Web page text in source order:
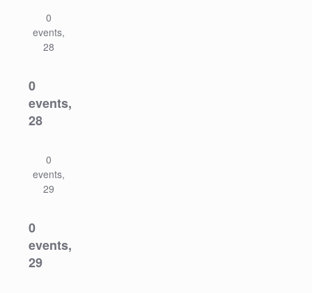
0
events,
28
0
events,
28
0
events,
29
0
events,
29